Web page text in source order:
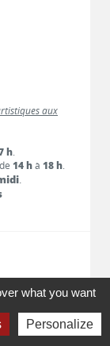
aux
h.
14 hà 18 h.
.
what you want
Personalize